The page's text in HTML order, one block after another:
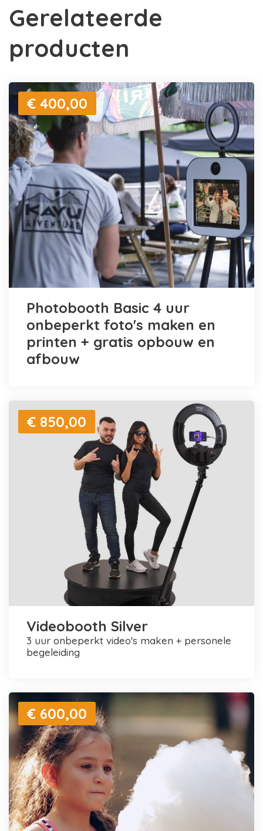
Gerelateerde
producten
€ 400,00
Photobooth Basic 4 uur
onbeperkt foto's maken en
printen + gratis opbouw en
afbouw
€ 850,00
Videobooth Silver
3 uur onbeperkt video's maken + personele
begeleiding
€ 600,00